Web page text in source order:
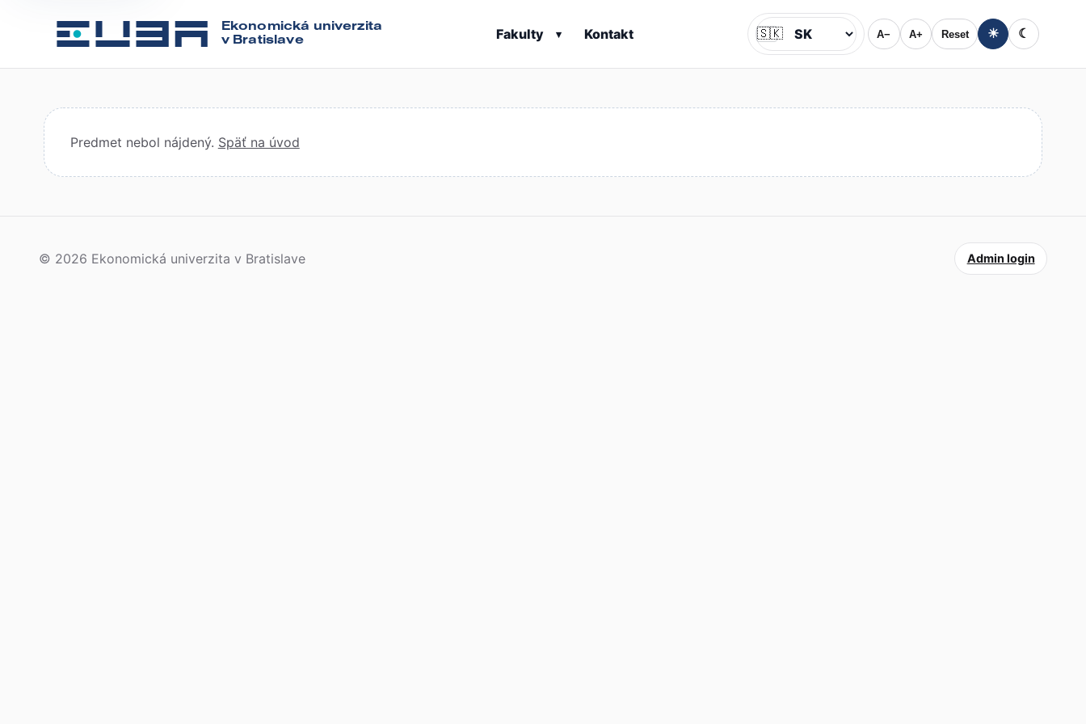
Ekonomická univerzita
v Bratislave
Fakulty ▾ Kontakt Jazyk
🇸🇰 A− A+ Reset ☀ ☾
Predmet nebol nájdený. Späť na úvod
© 2026 Ekonomická univerzita v Bratislave Admin login